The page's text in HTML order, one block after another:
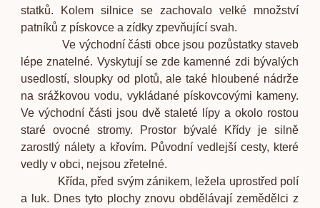
statků. Kolem silnice se zachovalo velké množství
patníků z pískovce a zídky zpevňující svah.
Ve východní části obce jsou pozůstatky staveb
lépe znatelné. Vyskytují se zde kamenné zdi bývalých
usedlostí, sloupky od plotů, ale také hloubené nádrže
na srážkovou vodu, vykládané pískovcovými kameny.
Ve východní části jsou dvě staleté lípy a okolo rostou
staré ovocné stromy. Prostor bývalé Křídy je silně
zarostlý nálety a křovím. Původní vedlejší cesty, které
vedly v obci, nejsou zřetelné.
Křída, před svým zánikem, ležela uprostřed polí
a luk. Dnes tyto plochy znovu obdělávají zemědělci z